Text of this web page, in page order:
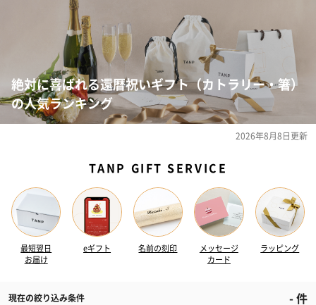
絶対に喜ばれる還暦祝いギフト（カトラリー・箸）
の人気ランキング
2026年8月8日更新
TANP GIFT SERVICE
最短翌日
お届け
eギフト 名前の刻印
メッセージ
カード
ラッピング
現在の絞り込み条件 -件